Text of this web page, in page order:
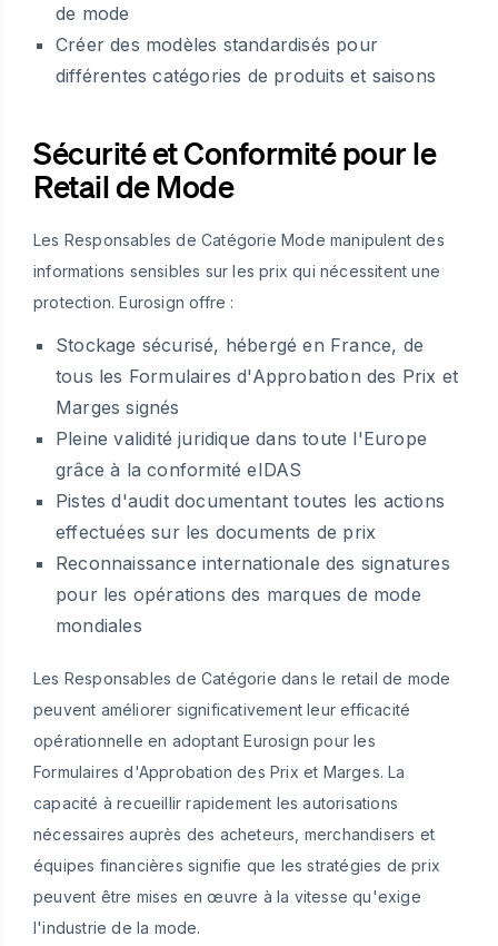
de mode
Créer des modèles standardisés pour
différentes catégories de produits et saisons
Sécurité et Conformité pour le
Retail de Mode
Les Responsables de Catégorie Mode manipulent des
informations sensibles sur les prix qui nécessitent une
protection. Eurosign offre :
Stockage sécurisé, hébergé en France, de
tous les Formulaires d'Approbation des Prix et
Marges signés
Pleine validité juridique dans toute l'Europe
grâce à la conformité eIDAS
Pistes d'audit documentant toutes les actions
effectuées sur les documents de prix
Reconnaissance internationale des signatures
pour les opérations des marques de mode
mondiales
Les Responsables de Catégorie dans le retail de mode
peuvent améliorer significativement leur efficacité
opérationnelle en adoptant Eurosign pour les
Formulaires d'Approbation des Prix et Marges. La
capacité à recueillir rapidement les autorisations
nécessaires auprès des acheteurs, merchandisers et
équipes financières signifie que les stratégies de prix
peuvent être mises en œuvre à la vitesse qu'exige
l'industrie de la mode.